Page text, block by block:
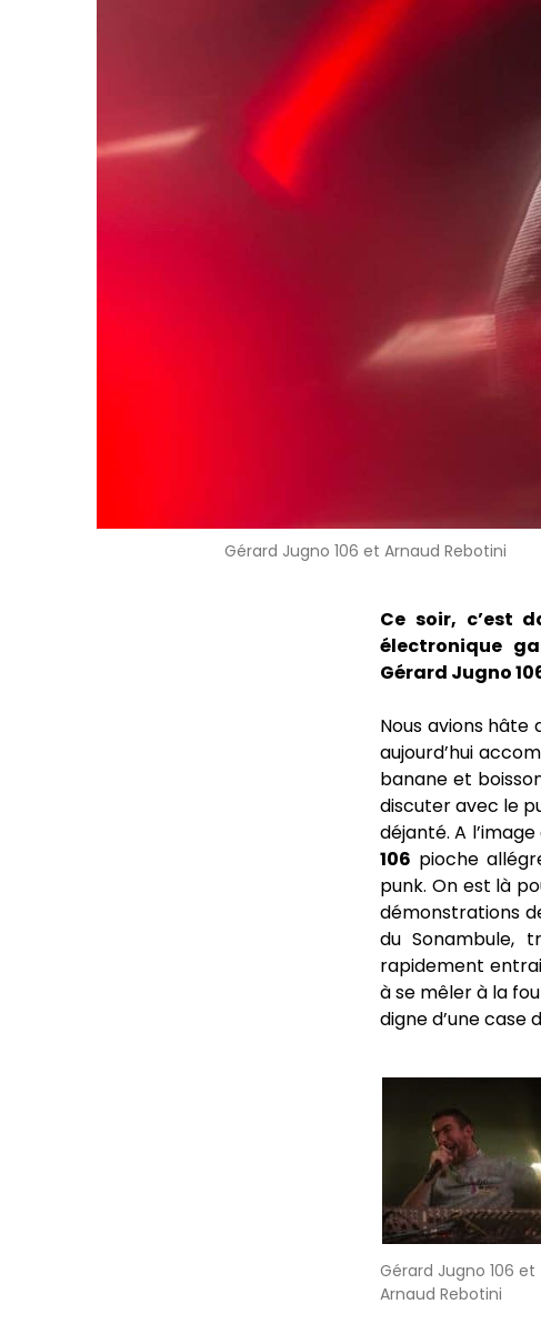
Gérard Jugno 106 et Arnaud Rebotini
Ce soir, c’est
électronique
Gérard Jugno
Nous avions hâte
aujourd’hui
banane et
discuter avec le
déjanté. A
106 pioche
punk. On est là
démonstrations
du Sonambule,
rapidement
à se mêler à la
digne d’une case
Gérard Jugno 106 et
Arnaud Rebotini